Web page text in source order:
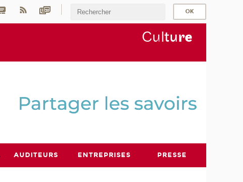
Culture
AUDITEURS ENTREPRISES PRESSE